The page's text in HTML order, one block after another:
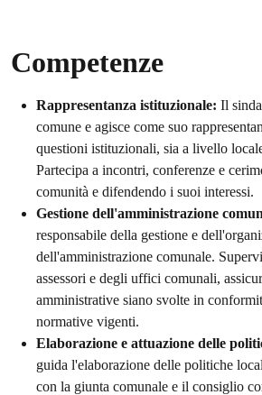
Competenze
Rappresentanza istituzionale: Il
comune e agisce come suo
questioni istituzionali, sia a livello
Partecipa a incontri, conferenze e
comunità e difendendo i suoi interessi.
Gestione dell'amministrazione
responsabile della gestione e
dell'amministrazione comunale.
assessori e degli uffici comunali,
amministrative siano svolte in
normative vigenti.
Elaborazione e attuazione delle
guida l'elaborazione delle politiche
con la giunta comunale e il consiglio